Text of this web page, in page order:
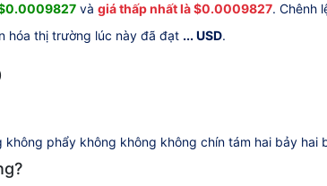
và giá thấp nhất là $0.0009827. Chênh
hóa thị trường lúc này đã đạt ... USD.
không phẩy không không không chín tám hai bảy hai